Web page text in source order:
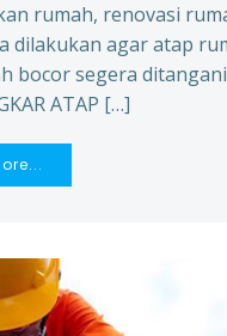
rumah, renovasi
dilakukan agar atap
bocor segera
ATAP […]